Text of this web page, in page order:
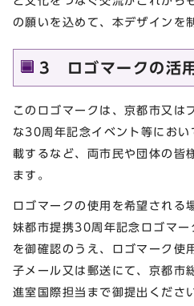
の願いを込めて、本デザインを
3 ロゴマークの活
このロゴマークは、京都市又は
な30周年記念イベント等におい
載するなど、両市民や団体の皆
ます。
ロゴマークの使用を希望される
妹都市提携30周年記念ロゴマー
を御確認のうえ、ロゴマーク使
子メール又は郵送にて、京都市
進室国際担当まで御提出くださ